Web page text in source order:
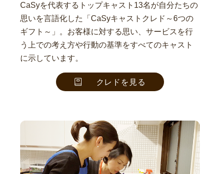
CaSyを代表するトップキャスト13名が自分たちの
思いを言語化した「CaSyキャストクレド～6つの
ギフト～」。お客様に対する思い、サービスを行
う上での考え方や行動の基準をすべてのキャスト
に示しています。
クレドを見る